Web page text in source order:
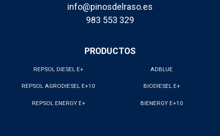
info@pinosdelraso.es
983 553 329
PRODUCTOS
REPSOL DIESEL E+
REPSOL AGRODIESEL E+10
REPSOL ENERGY E+
ADBLUE
BIODIESEL E+
BIENERGY E+10